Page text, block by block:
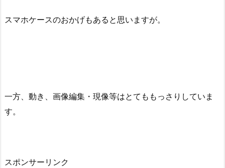
スマホケースのおかげもあると思いますが。
一方、動き、画像編集・現像等はとてももっさりしていま
す。
スポンサーリンク